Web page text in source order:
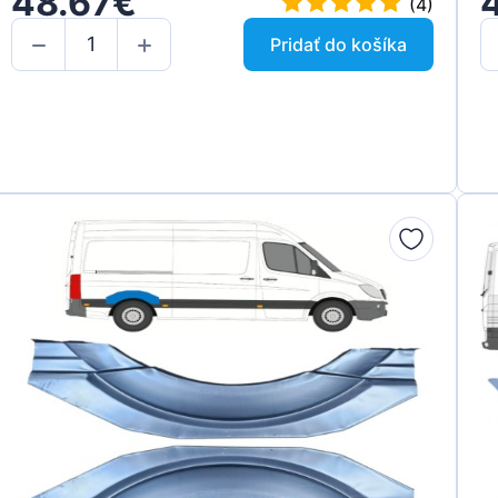
Pridať do košíka